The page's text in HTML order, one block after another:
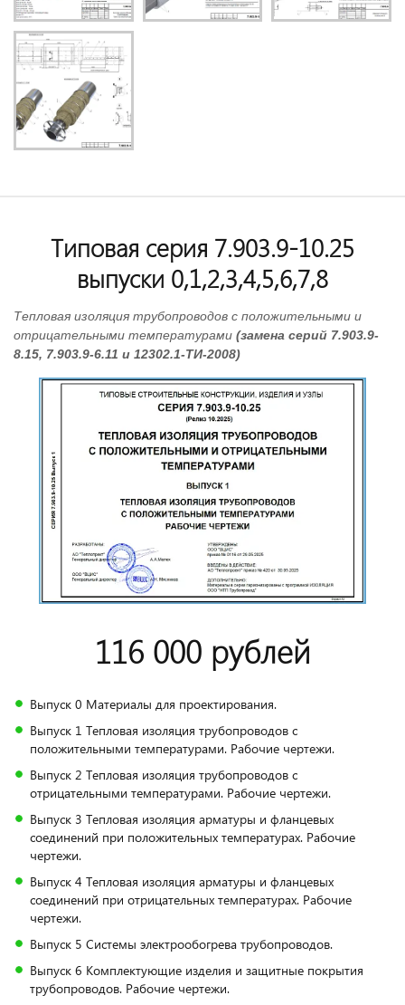
Типовая серия 7.903.9-10.25
выпуски 0,1,2,3,4,5,6,7,8
Тепловая изоляция трубопроводов с положительными и
отрицательными температурами (замена серий 7.903.9-
8.15, 7.903.9-6.11 и 12302.1-ТИ-2008)
116 000 рублей
Выпуск 0 Материалы для проектирования.
Выпуск 1 Тепловая изоляция трубопроводов с
положительными температурами. Рабочие чертежи.
Выпуск 2 Тепловая изоляция трубопроводов с
отрицательными температурами. Рабочие чертежи.
Выпуск 3 Тепловая изоляция арматуры и фланцевых
соединений при положительных температурах. Рабочие
чертежи.
Выпуск 4 Тепловая изоляция арматуры и фланцевых
соединений при отрицательных температурах. Рабочие
чертежи.
Выпуск 5 Системы электрообогрева трубопроводов.
Выпуск 6 Комплектующие изделия и защитные покрытия
трубопроводов. Рабочие чертежи.